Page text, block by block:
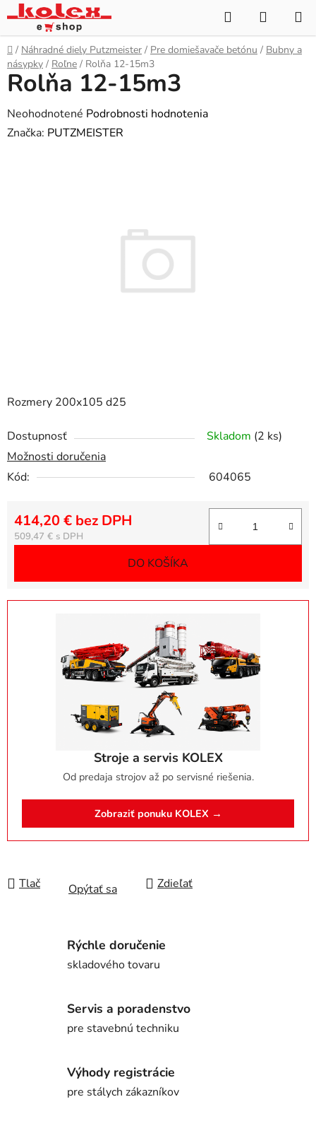
Prejsť
na
obsah
Hľadať
KOŠÍK
Domov
/ Náhradné diely Putzmeister / Pre domiešavače betónu / Bubny a
násypky / Roľne / Rolňa 12-15m3
Rozmery 200x105 d25
Dostupnosť Skladom (2 ks)
Možnosti doručenia
Kód:
604065
509,47 €
414,20 € bez DPH
DO KOŠÍKA
Stroje a servis KOLEX
Od predaja strojov až po servisné riešenia.
Zobraziť ponuku KOLEX →
Tlač Opýtať sa Zdieľať
Rolňa 12-15m3
Priemerné
hodnotenie
Neohodnotené Podrobnosti hodnotenia
Značka: PUTZMEISTER
Rýchle doručenie
skladového tovaru
Servis a poradenstvo
pre stavebnú techniku
Výhody registrácie
pre stálych zákazníkov